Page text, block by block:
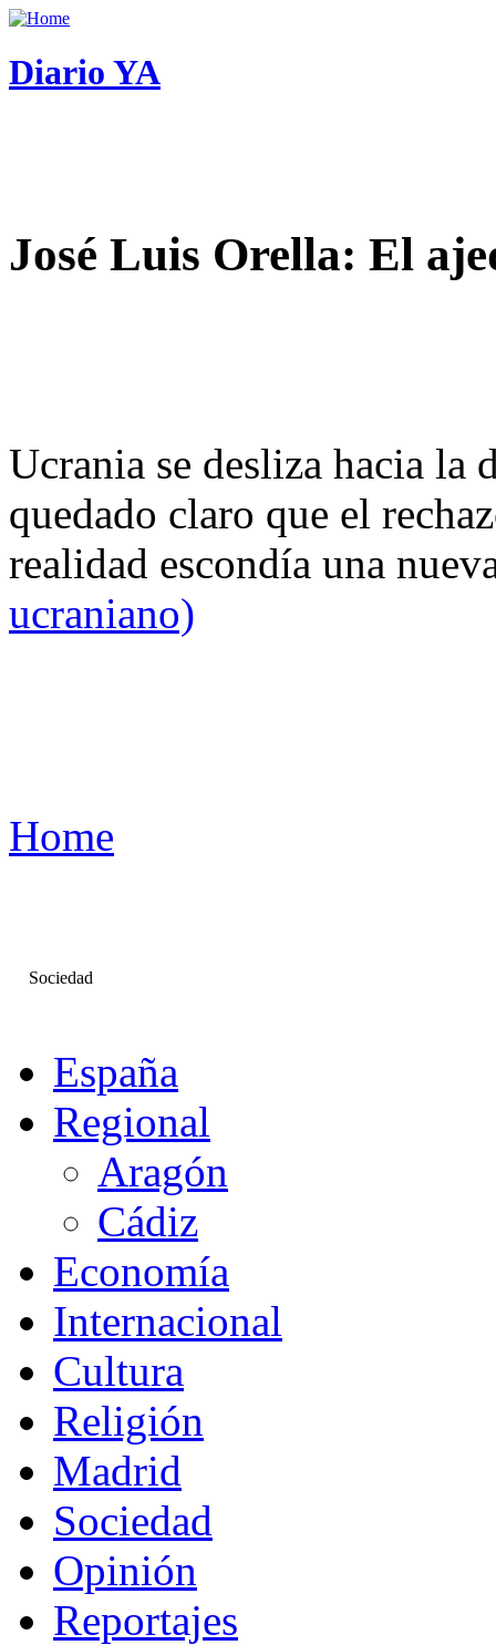
Diario YA
José Luis Orella: El
Ucrania se desliza hacia
quedado claro que el
realidad escondía una
ucraniano)
Home
Sociedad
España
Regional
Aragón
Cádiz
Economía
Internacional
Cultura
Religión
Madrid
Sociedad
Opinión
Reportajes